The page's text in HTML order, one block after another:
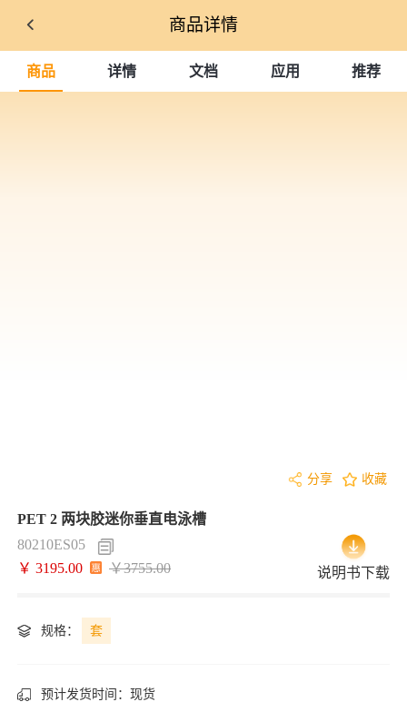
商品详情
商品 详情 文档 应用 推荐
分享 收藏
PET 2 两块胶迷你垂直电泳槽
80210ES05
￥ 3195.00
￥3755.00 说明书下载
规格： 套
预计发货时间： 现货